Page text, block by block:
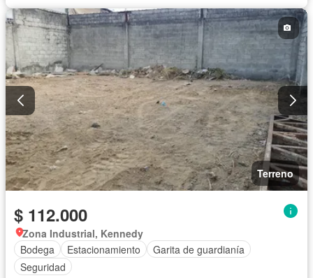
Terreno
$ 112.000
Zona Industrial, Kennedy
Bodega
Estacionamiento
Garita de guardianía
Seguridad